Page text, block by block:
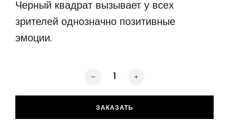
Черный квадрат вызывает у всех
зрителей однозначно позитивные
эмоции.
Количество товара Газовий камін
ЗАКАЗАТЬ